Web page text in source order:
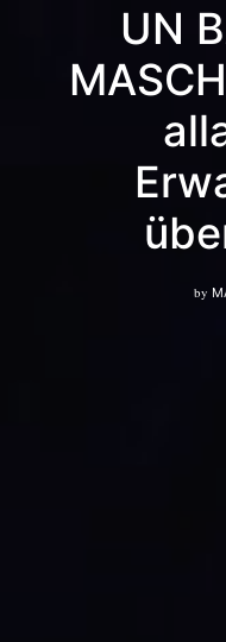
UN
by